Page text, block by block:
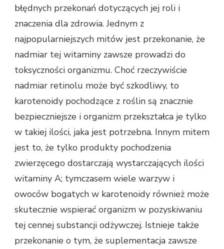
błędnych przekonań dotyczących jej roli i
znaczenia dla zdrowia. Jednym z
najpopularniejszych mitów jest przekonanie, że
nadmiar tej witaminy zawsze prowadzi do
toksyczności organizmu. Choć rzeczywiście
nadmiar retinolu może być szkodliwy, to
karotenoidy pochodzące z roślin są znacznie
bezpieczniejsze i organizm przekształca je tylko
w takiej ilości, jaka jest potrzebna. Innym mitem
jest to, że tylko produkty pochodzenia
zwierzęcego dostarczają wystarczających ilości
witaminy A; tymczasem wiele warzyw i
owoców bogatych w karotenoidy również może
skutecznie wspierać organizm w pozyskiwaniu
tej cennej substancji odżywczej. Istnieje także
przekonanie o tym, że suplementacja zawsze